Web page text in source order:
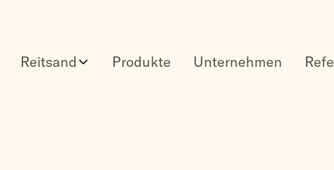
Reitsand Produkte Unternehmen